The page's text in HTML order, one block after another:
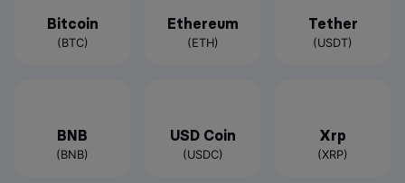
Bitcoin
(BTC)
Ethereum
(ETH)
Tether
(USDT)
BNB
(BNB)
USD Coin
(USDC)
Xrp
(XRP)